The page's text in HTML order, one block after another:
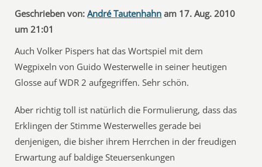
Geschrieben von: André Tautenhahn am 17. Aug. 2010
um 21:01
Auch Volker Pispers hat das Wortspiel mit dem
Wegpixeln von Guido Westerwelle in seiner heutigen
Glosse auf WDR 2 aufgegriffen. Sehr schön.
Aber richtig toll ist natürlich die Formulierung, dass das
Erklingen der Stimme Westerwelles gerade bei
denjenigen, die bisher ihrem Herrchen in der freudigen
Erwartung auf baldige Steuersenkungen